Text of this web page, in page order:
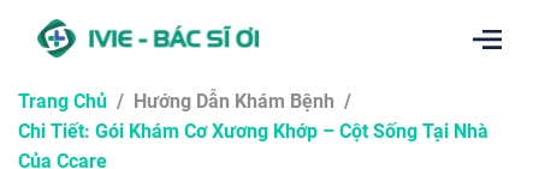
Trang Chủ / Hướng Dẫn Khám Bệnh /
Chi Tiết: Gói Khám Cơ Xương Khớp – Cột Sống Tại Nhà
Của Ccare